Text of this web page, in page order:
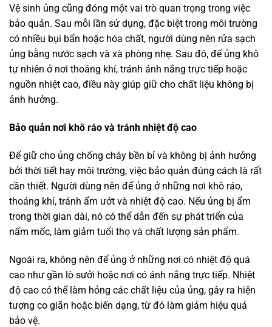
Vệ sinh ủng cũng đóng một vai trò quan trọng trong việc
bảo quản. Sau mỗi lần sử dụng, đặc biệt trong môi trường
có nhiều bụi bẩn hoặc hóa chất, người dùng nên rửa sạch
ủng bằng nước sạch và xà phòng nhẹ. Sau đó, để ủng khô
tự nhiên ở nơi thoáng khí, tránh ánh nắng trực tiếp hoặc
nguồn nhiệt cao, điều này giúp giữ cho chất liệu không bị
ảnh hưởng.
Bảo quản nơi khô ráo và tránh nhiệt độ cao
Để giữ cho ủng chống cháy bền bỉ và không bị ảnh hưởng
bởi thời tiết hay môi trường, việc bảo quản đúng cách là rất
cần thiết. Người dùng nên để ủng ở những nơi khô ráo,
thoáng khí, tránh ẩm ướt và nhiệt độ cao. Nếu ủng bị ẩm
trong thời gian dài, nó có thể dẫn đến sự phát triển của
nấm mốc, làm giảm tuổi thọ và chất lượng sản phẩm.
Ngoài ra, không nên để ủng ở những nơi có nhiệt độ quá
cao như gần lò sưởi hoặc nơi có ánh nắng trực tiếp. Nhiệt
độ cao có thể làm hỏng các chất liệu của ủng, gây ra hiện
tượng co giãn hoặc biến dạng, từ đó làm giảm hiệu quả
bảo vệ.